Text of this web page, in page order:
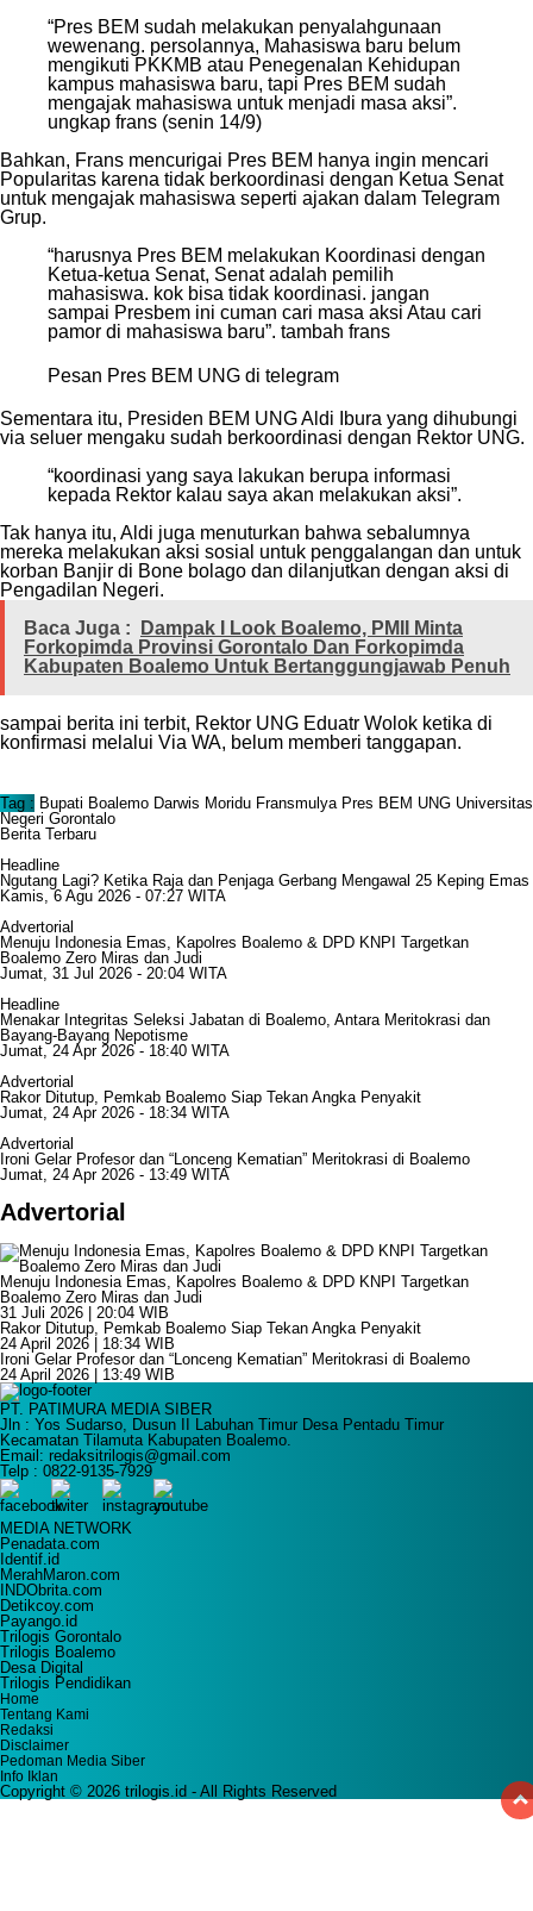
“Pres BEM sudah melakukan penyalahgunaan
wewenang. persolannya, Mahasiswa baru belum
mengikuti PKKMB atau Penegenalan Kehidupan
kampus mahasiswa baru, tapi Pres BEM sudah
mengajak mahasiswa untuk menjadi masa aksi”.
ungkap frans (senin 14/9)
Bahkan, Frans mencurigai Pres BEM hanya ingin mencari
Popularitas karena tidak berkoordinasi dengan Ketua Senat
untuk mengajak mahasiswa seperti ajakan dalam Telegram
Grup.
“harusnya Pres BEM melakukan Koordinasi dengan
Ketua-ketua Senat, Senat adalah pemilih
mahasiswa. kok bisa tidak koordinasi. jangan
sampai Presbem ini cuman cari masa aksi Atau cari
pamor di mahasiswa baru”. tambah frans
Pesan Pres BEM UNG di telegram
Sementara itu, Presiden BEM UNG Aldi Ibura yang dihubungi
via seluer mengaku sudah berkoordinasi dengan Rektor UNG.
“koordinasi yang saya lakukan berupa informasi
kepada Rektor kalau saya akan melakukan aksi”.
Tak hanya itu, Aldi juga menuturkan bahwa sebalumnya
mereka melakukan aksi sosial untuk penggalangan dan untuk
korban Banjir di Bone bolago dan dilanjutkan dengan aksi di
Pengadilan Negeri.
Baca Juga :
Dampak I Look Boalemo, PMII Minta
Forkopimda Provinsi Gorontalo Dan Forkopimda
Kabupaten Boalemo Untuk Bertanggungjawab Penuh
sampai berita ini terbit, Rektor UNG Eduatr Wolok ketika di
konfirmasi melalui Via WA, belum memberi tanggapan.
Tag : Bupati Boalemo Darwis Moridu Fransmulya Pres BEM UNG Universitas
Negeri Gorontalo
Berita Terbaru
Headline
Ngutang Lagi? Ketika Raja dan Penjaga Gerbang Mengawal 25 Keping Emas
Kamis, 6 Agu 2026 - 07:27 WITA
Advertorial
Menuju Indonesia Emas, Kapolres Boalemo & DPD KNPI Targetkan
Boalemo Zero Miras dan Judi
Jumat, 31 Jul 2026 - 20:04 WITA
Headline
Menakar Integritas Seleksi Jabatan di Boalemo, Antara Meritokrasi dan
Bayang-Bayang Nepotisme
Jumat, 24 Apr 2026 - 18:40 WITA
Advertorial
Rakor Ditutup, Pemkab Boalemo Siap Tekan Angka Penyakit
Jumat, 24 Apr 2026 - 18:34 WITA
Advertorial
Ironi Gelar Profesor dan “Lonceng Kematian” Meritokrasi di Boalemo
Jumat, 24 Apr 2026 - 13:49 WITA
Advertorial
Menuju Indonesia Emas, Kapolres Boalemo & DPD KNPI Targetkan
Boalemo Zero Miras dan Judi
31 Juli 2026 | 20:04 WIB
Rakor Ditutup, Pemkab Boalemo Siap Tekan Angka Penyakit
24 April 2026 | 18:34 WIB
Ironi Gelar Profesor dan “Lonceng Kematian” Meritokrasi di Boalemo
24 April 2026 | 13:49 WIB
PT. PATIMURA MEDIA SIBER
Jln : Yos Sudarso, Dusun II Labuhan Timur Desa Pentadu Timur
Kecamatan Tilamuta Kabupaten Boalemo.
Email: redaksitrilogis@gmail.com
Telp : 0822-9135-7929
MEDIA NETWORK
Penadata.com
Identif.id
MerahMaron.com
INDObrita.com
Detikcoy.com
Payango.id
Trilogis Gorontalo
Trilogis Boalemo
Desa Digital
Trilogis Pendidikan
Home
Tentang Kami
Redaksi
Disclaimer
Pedoman Media Siber
Info Iklan
Copyright © 2026 trilogis.id - All Rights Reserved